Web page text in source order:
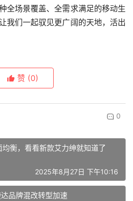
全场景覆盖、全需求满足的移动生
我们一起驭见更广阔的天地，活出
赞 (0)
0
衡，看看新款艾力绅就知道了
2025年8月27日 下午10:16
品牌混改转型加速